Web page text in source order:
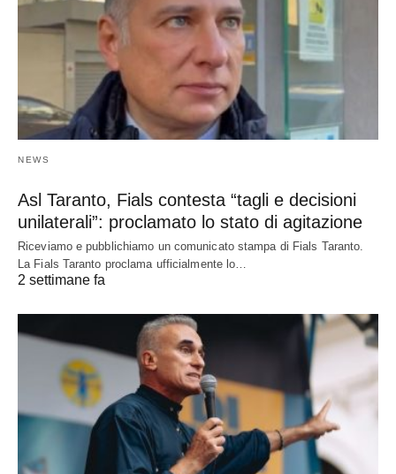
NEWS
Asl Taranto, Fials contesta “tagli e decisioni
unilaterali”: proclamato lo stato di agitazione
Riceviamo e pubblichiamo un comunicato stampa di Fials Taranto.
La Fials Taranto proclama ufficialmente lo…
2 settimane fa